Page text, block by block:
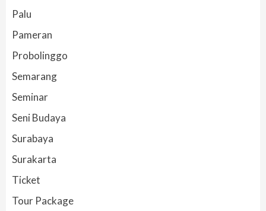
Palu
Pameran
Probolinggo
Semarang
Seminar
Seni Budaya
Surabaya
Surakarta
Ticket
Tour Package